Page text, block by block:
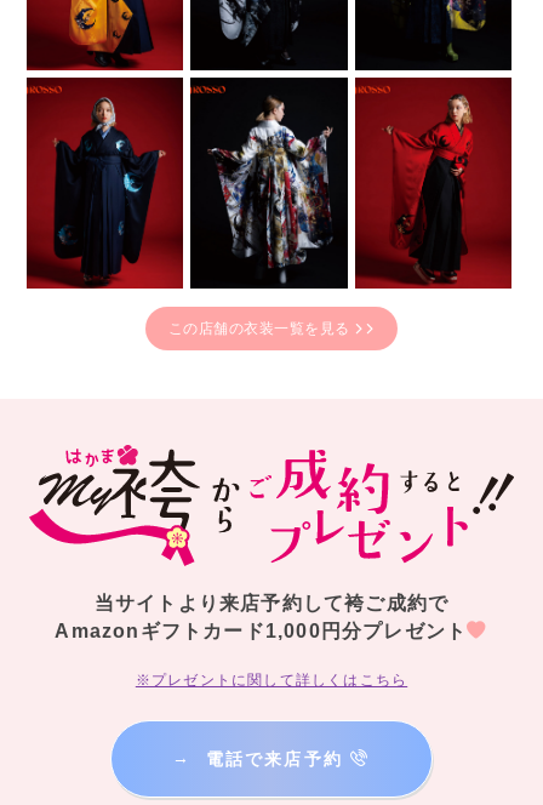
この店舗の衣装一覧を見る
当サイトより来店予約して袴ご成約で
Amazonギフトカード1,000円分プレゼント
※プレゼントに関して詳しくはこちら
→ 電話で来店予約